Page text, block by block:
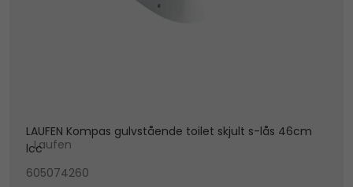
LAUFEN Kompas gulvstående toilet skjult s-lås 46cm
lccLaufen
605074260